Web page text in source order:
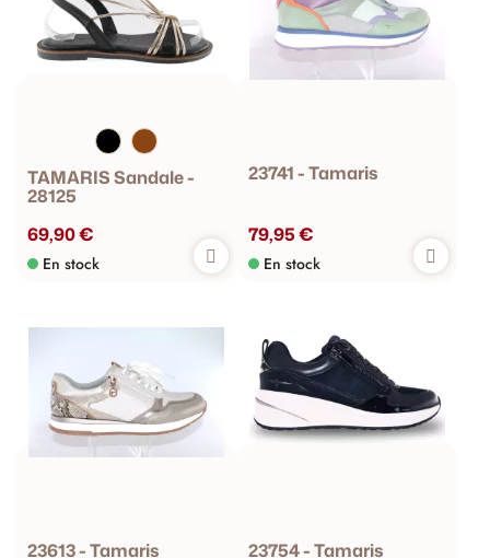
TAMARIS Sandale -
28125
69,90 €
En stock
23741 - Tamaris
79,95 €
En stock
23613 - Tamaris
23754 - Tamaris